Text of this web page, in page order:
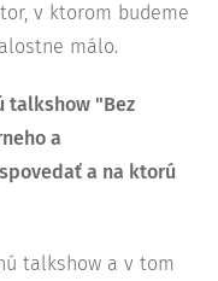
v ktorom budeme
málo.
talkshow "Bez
a
a na ktorú
talkshow a v tom